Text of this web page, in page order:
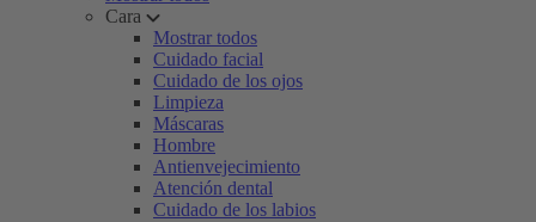
Cara
Mostrar todos
Cuidado facial
Cuidado de los ojos
Limpieza
Máscaras
Hombre
Antienvejecimiento
Atención dental
Cuidado de los labios